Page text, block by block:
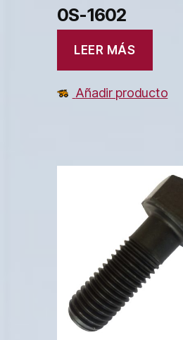
0S-1602
LEER MÁS
Añadir producto